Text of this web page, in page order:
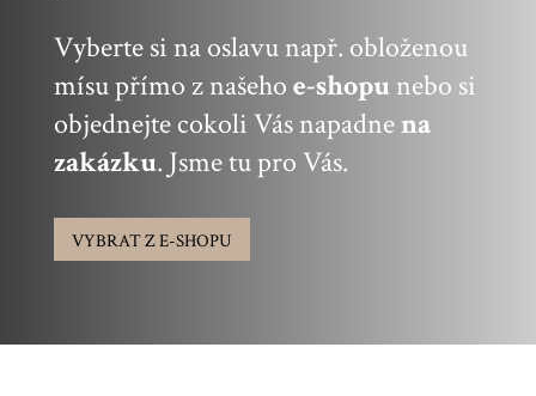
Vyberte si na oslavu např. obloženou
mísu přímo z našehoe-shopu nebo si
objednejte cokoli Vás napadnena
zakázku. Jsme tu pro Vás.
VYBRAT Z E-SHOPU